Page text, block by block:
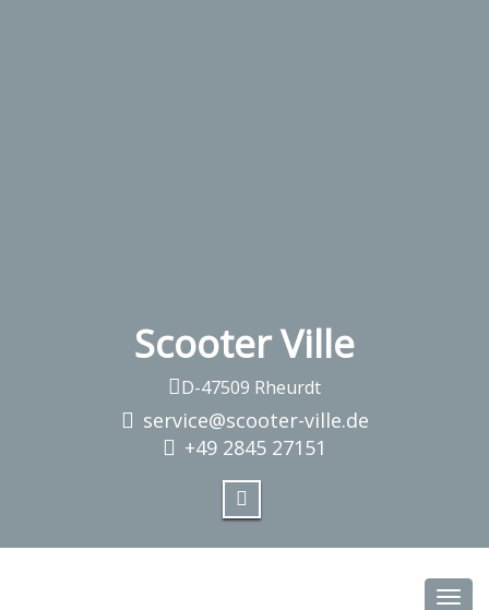
Scooter Ville
D-47509 Rheurdt
service@scooter-ville.de
+49 2845 27151